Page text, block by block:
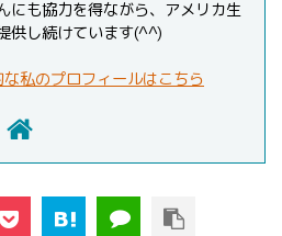
にも協力を得ながら、アメリカ生
供し続けています(^^)
私のプロフィールはこちら